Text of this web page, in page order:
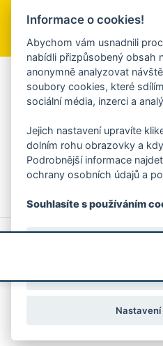
Přihlásit se
Aplikace
Chcete dostávat do svého
ankety, pozvánky na
Více informací
© 2026 Magistrát města Zlína
Informace o cookies!
Abychom vám usnadnili
nabídli přizpůsobený obsah
anonymně analyzovat
soubory cookies, které
sociální média, inzerci a
Jejich nastavení upravíte
dolním rohu obrazovky a
Podrobnější informace
ochrany osobních údajů a
Souhlasíte s používáním
Nastavení